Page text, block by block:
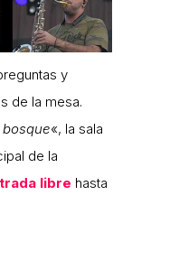
y
de la mesa.
«, la sala
de la
libre hasta